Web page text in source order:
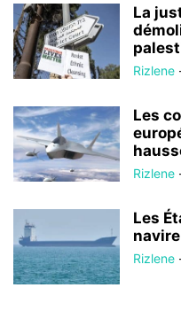
La
Rizlene
Les
Rizlene
Les
Rizlene